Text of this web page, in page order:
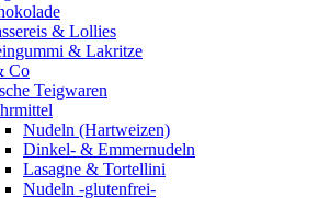
& Lollies
& Lakritze
Co
Teigwaren
Nudeln (Hartweizen)
Dinkel- & Emmernudeln
Lasagne & Tortellini
Nudeln -glutenfrei-